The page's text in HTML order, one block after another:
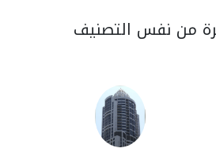
من نفس التصنيف